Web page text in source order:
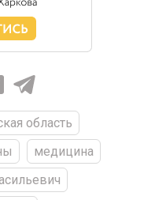
область
медицина